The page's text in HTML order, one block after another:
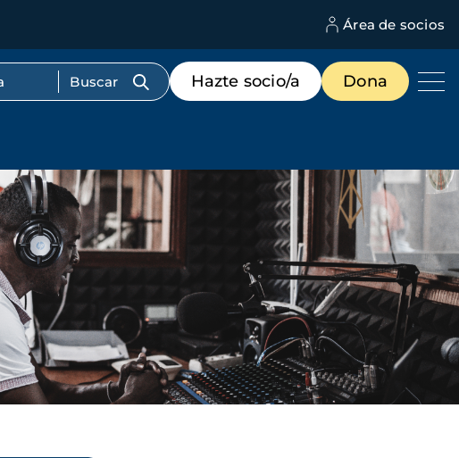
Área de socios
Menú
de
destacados
Hazte socio/a Dona